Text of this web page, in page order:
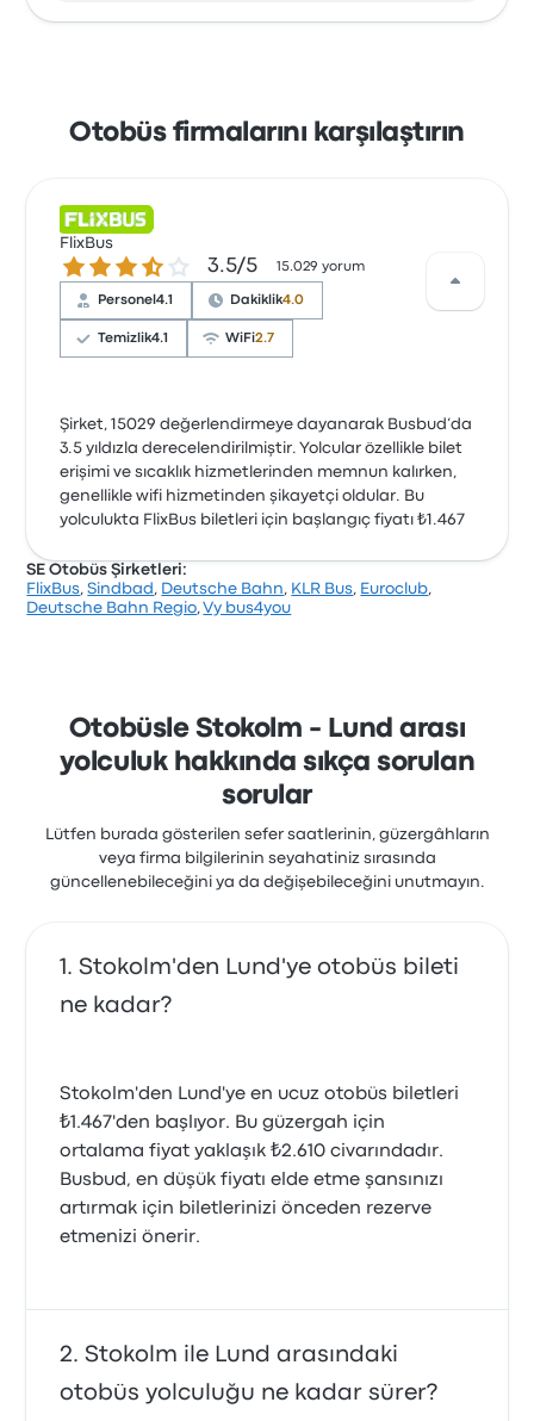
Otobüs firmalarını karşılaştırın
FlixBus
3.5 üzerinden 5 yıldız
3.5/5 15.029 yorum
Personel4.1 Dakiklik4.0
Temizlik4.1 WiFi2.7
Şirket, 15029 değerlendirmeye dayanarak Busbud’da
3.5 yıldızla derecelendirilmiştir. Yolcular özellikle bilet
erişimi ve sıcaklık hizmetlerinden memnun kalırken,
genellikle wifi hizmetinden şikayetçi oldular. Bu
yolculukta FlixBus biletleri için başlangıç fiyatı ₺1.467
SE Otobüs Şirketleri:
FlixBus,Sindbad , Deutsche Bahn, KLR Bus, Euroclub,
Deutsche Bahn Regio,Vy bus4you
Otobüsle Stokolm - Lund arası
yolculuk hakkında sıkça sorulan
sorular
Lütfen burada gösterilen sefer saatlerinin, güzergâhların
veya firma bilgilerinin seyahatiniz sırasında
güncellenebileceğini ya da değişebileceğini unutmayın.
Stokolm'den Lund'ye otobüs bileti
ne kadar?
Stokolm'den Lund'ye en ucuz otobüs biletleri
₺1.467'den başlıyor. Bu güzergah için
ortalama fiyat yaklaşık ₺2.610 civarındadır.
Busbud, en düşük fiyatı elde etme şansınızı
artırmak için biletlerinizi önceden rezerve
etmenizi önerir.
Stokolm ile Lund arasındaki
otobüs yolculuğu ne kadar sürer?